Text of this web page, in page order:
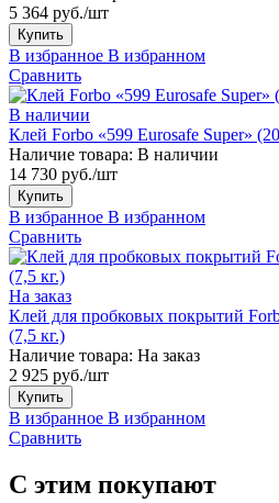
5 364 руб./шт
Купить
В избранное В избранном
Сравнить
В наличии
Клей Forbo «599 Eurosafe Super»
Наличие товара: В наличии
14 730 руб./шт
Купить
В избранное В избранном
Сравнить
На заказ
Клей для пробковых покрытий
(7,5 кг.)
Наличие товара: На заказ
2 925 руб./шт
Купить
В избранное В избранном
Сравнить
С этим покупают